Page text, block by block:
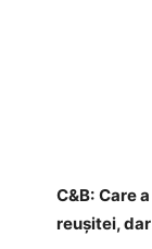
C&B: Care
reușitei,